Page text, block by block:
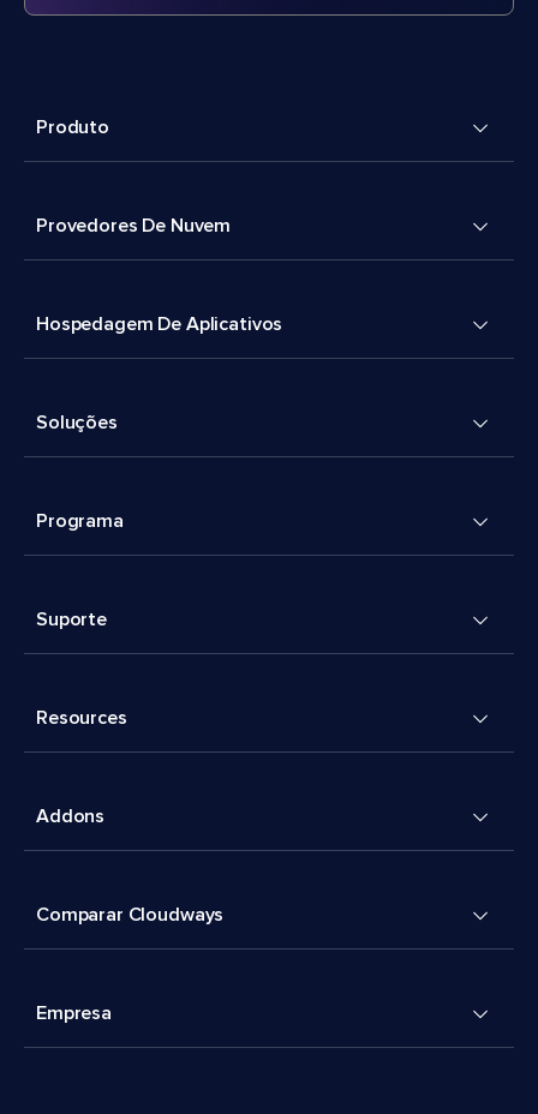
Produto
Provedores De Nuvem
Hospedagem De Aplicativos
Soluções
Programa
Suporte
Resources
Addons
Comparar Cloudways
Empresa